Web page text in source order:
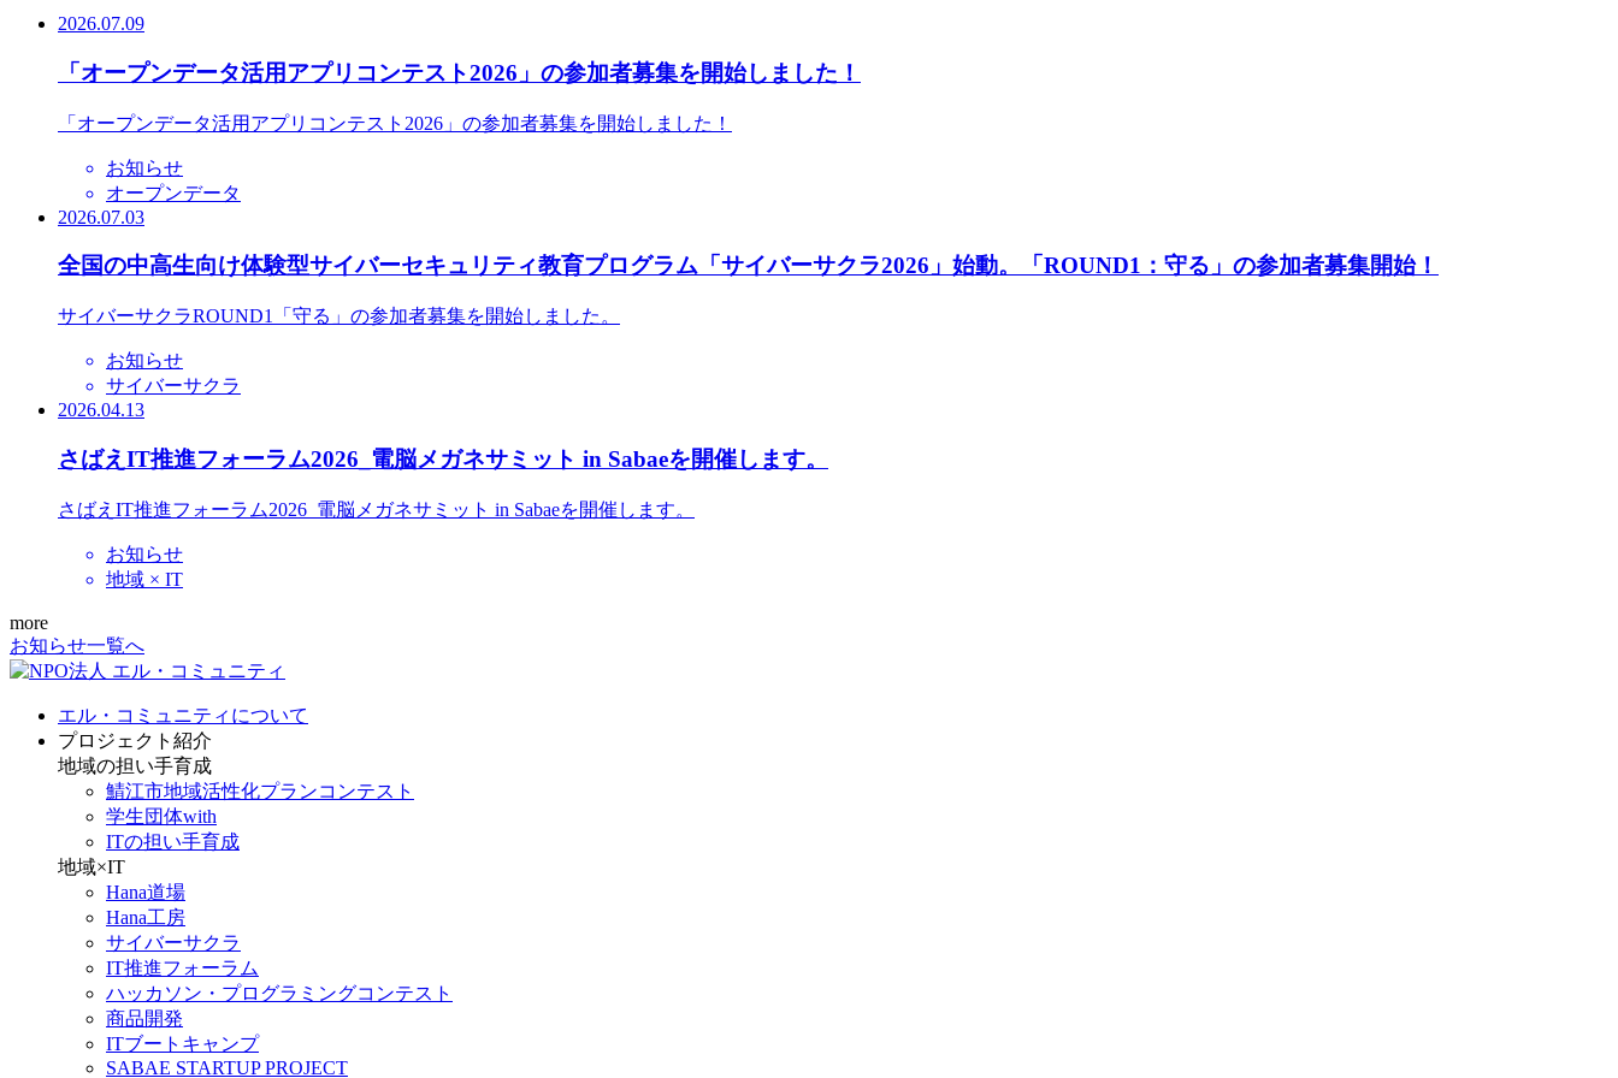
2026.07.09
「オープンデータ活用アプリコンテスト2026」の参加者募集を開始しました！
「オープンデータ活用アプリコンテスト2026」の参加者募集を開始しました！
お知らせ
オープンデータ
2026.07.03
全国の中高生向け体験型サイバーセキュリティ教育プログラム「サイバーサクラ2026」始動。「ROUND1：守る」の参加者募集開始！
サイバーサクラROUND1「守る」の参加者募集を開始しました。
お知らせ
サイバーサクラ
2026.04.13
さばえIT推進フォーラム2026_電脳メガネサミット in Sabaeを開催します。
さばえIT推進フォーラム2026_電脳メガネサミット in Sabaeを開催します。
お知らせ
地域 × IT
more
お知らせ一覧へ
エル・コミュニティについて
プロジェクト紹介
地域の担い手育成
鯖江市地域活性化プランコンテスト
学生団体with
ITの担い手育成
地域×IT
Hana道場
Hana工房
サイバーサクラ
IT推進フォーラム
ハッカソン・プログラミングコンテスト
商品開発
ITブートキャンプ
SABAE STARTUP PROJECT